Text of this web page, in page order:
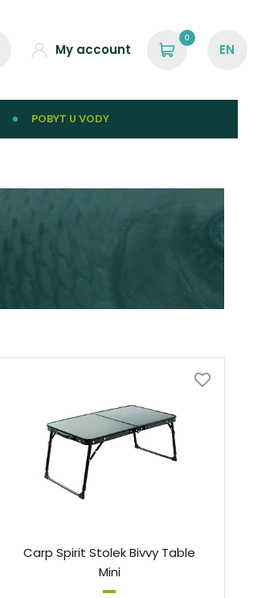
My account
0
POBYT U VODY
Carp Spirit Stolek Bivvy Table
Mini